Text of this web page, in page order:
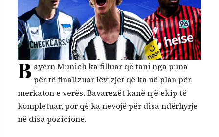
B ayern Munich ka filluar që tani nga puna
për të finalizuar lëvizjet që ka në plan për
merkaton e verës. Bavarezët kanë një ekip të
kompletuar, por që ka nevojë për disa ndërhyrje
në disa pozicione.